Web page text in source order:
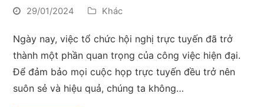
29/01/2024 Khác
Ngày nay, việc tổ chức hội nghị trực tuyến đã trở
thành một phần quan trọng của công việc hiện đại.
Để đảm bảo mọi cuộc họp trực tuyến đều trở nên
suôn sẻ và hiệu quả, chúng ta không…